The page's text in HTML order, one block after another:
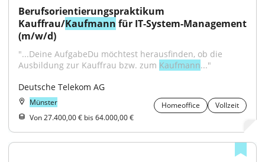
Berufsorientierungspraktikum
Kauffrau/Kaufmann für IT-System-Management
(m/w/d)
"...Deine AufgabeDu möchtest herausfinden, ob die
Ausbildung zur Kauffrau bzw. zum Kaufmann..."
Deutsche Telekom AG
Münster Homeoffice
Vollzeit
Von 27.400,00 € bis 64.000,00 €